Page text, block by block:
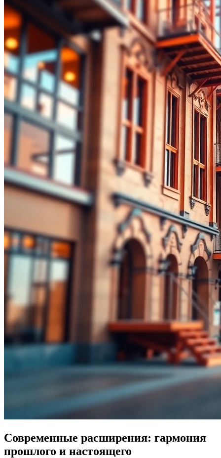
Современные расширения: гармония
прошлого и настоящего